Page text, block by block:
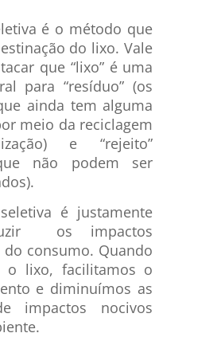
é o método que
do lixo. Vale
que “lixo” é uma
para “resíduo” (os
ainda tem alguma
meio da reciclagem
e “rejeito”
não podem ser
é justamente
os impactos
consumo. Quando
o lixo, facilitamos o
e diminuímos as
impactos nocivos